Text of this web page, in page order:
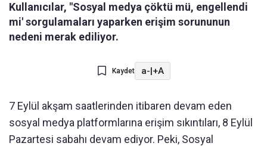
Kullanıcılar, "Sosyal medya çöktü mü, engellendi
mi' sorgulamaları yaparken erişim sorununun
nedeni merak ediliyor.
Kaydet a-|+A
7 Eylül akşam saatlerinden itibaren devam eden
sosyal medya platformlarına erişim sıkıntıları, 8 Eylül
Pazartesi sabahı devam ediyor. Peki, Sosyal